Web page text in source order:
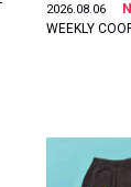
2026.08.06
WEEKLY